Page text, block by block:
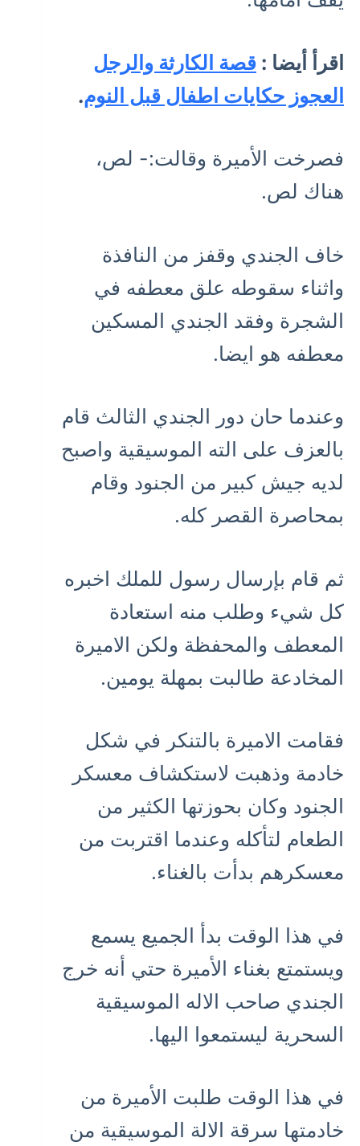
اقرأ أيضا : قصة الكارثة والرجل
العجوز حكايات اطفال قبل النوم.
فصرخت الأميرة وقالت:- لص،
هناك لص.
خاف الجندي وقفز من النافذة
واثناء سقوطه علق معطفه في
الشجرة وفقد الجندي المسكين
معطفه هو ايضا.
وعندما حان دور الجندي الثالث قام
بالعزف على الته الموسيقية واصبح
لديه جيش كبير من الجنود وقام
بمحاصرة القصر كله.
ثم قام بإرسال رسول للملك اخبره
كل شيء وطلب منه استعادة
المعطف والمحفظة ولكن الاميرة
المخادعة طالبت بمهلة يومين.
فقامت الاميرة بالتنكر في شكل
خادمة وذهبت لاستكشاف معسكر
الجنود وكان بحوزتها الكثير من
الطعام لتأكله وعندما اقتربت من
معسكرهم بدأت بالغناء.
في هذا الوقت بدأ الجميع يسمع
ويستمتع بغناء الأميرة حتي أنه خرج
الجندي صاحب الاله الموسيقية
السحرية ليستمعوا اليها.
في هذا الوقت طلبت الأميرة من
خادمتها سرقة الالة الموسيقية من